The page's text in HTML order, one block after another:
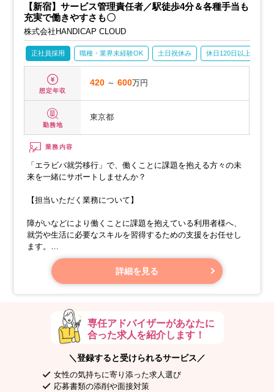
【新宿】サービス管理責任者／駅徒歩4分＆各種手当も
充実で働きやすさも〇
株式会社HANDICAP CLOUD
正社員採用 職種・業界未経験OK 土日祝休み 休日120日以上
想定年収
420 ～600万円
勤務地
東京都
業務内容
「エラビバ就労移行」で、働くことに課題を抱える方々の未
来を一緒にサポートしませんか？
【担当いただく業務について】
障がいなどにより働くことに課題を抱えている利用者様へ、
就労や生活に必要なスキルを習得するための支援をお任せし
ます。
・個別支援計画の作成
・行政への報告や資料の作成、提出業務
・利用者様からの相談対応、トラブル発生時の対応
詳細を見る
専任アドバイザーがあなたに
合った求人を紹介します！
＼登録すると受けられるサービス／
女性の気持ちに寄り添った求人選び
応募書類の添削や面接対策